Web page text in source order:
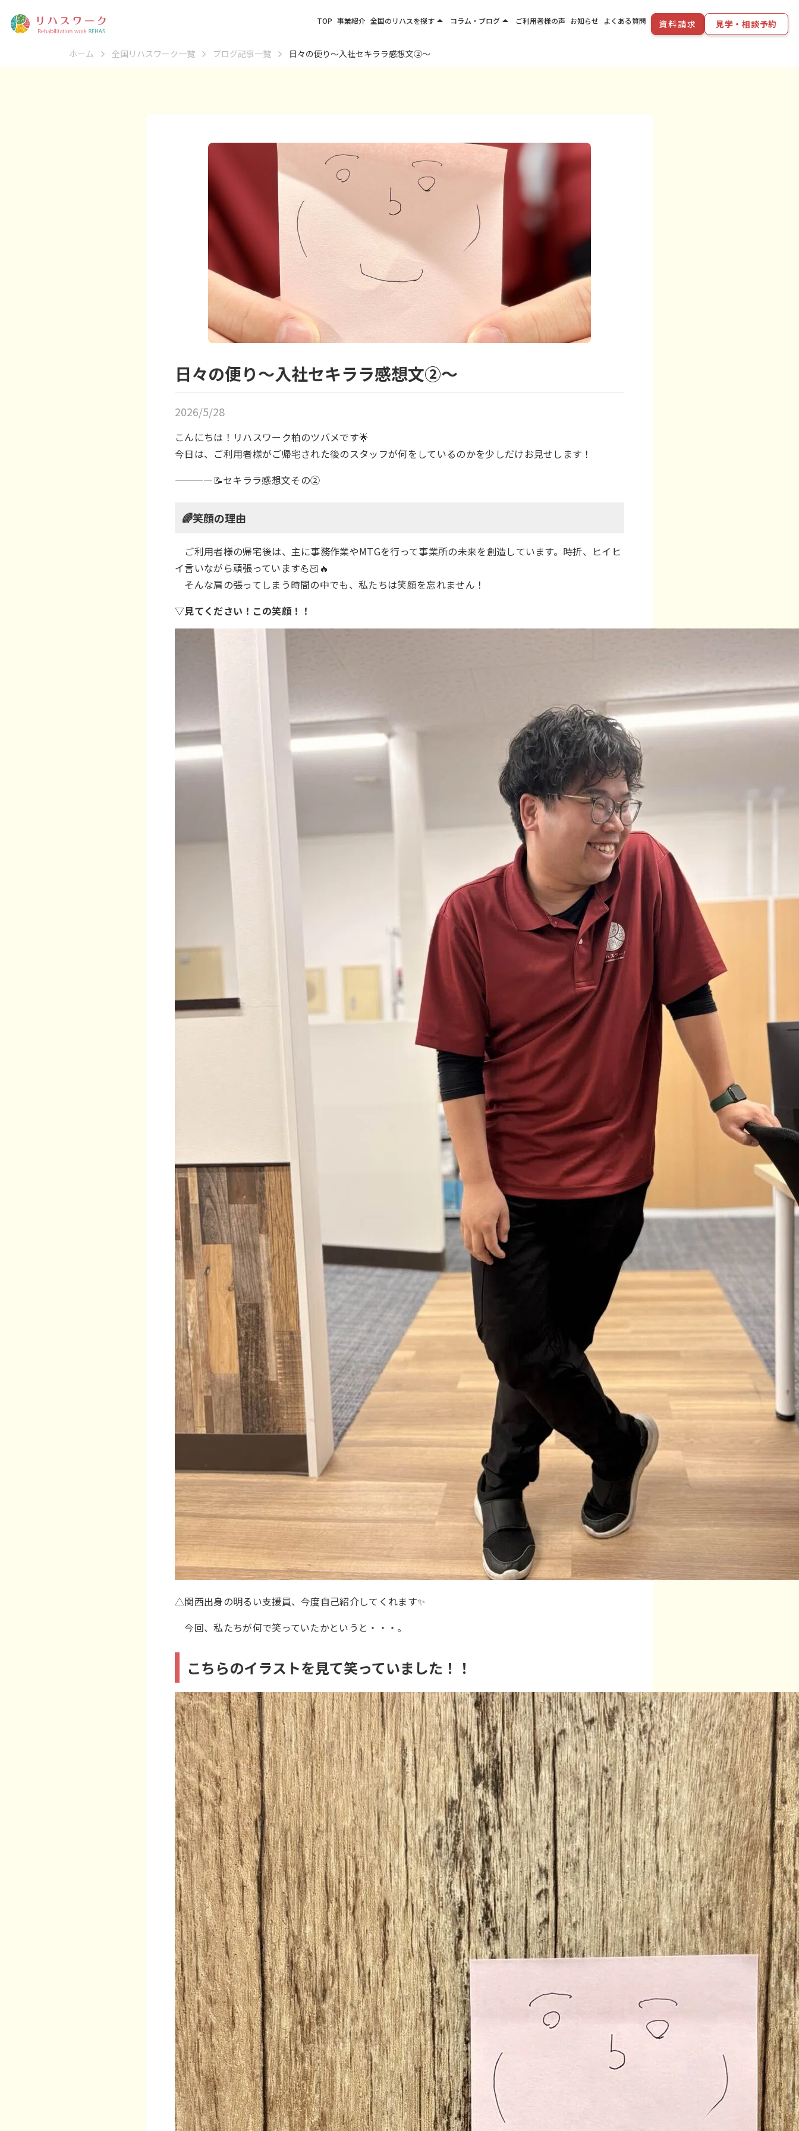
ホーム 全国リハスワーク一覧 ブログ記事一覧 日々の便り〜入社セキララ感想文②〜
日々の便り〜入社セキララ感想文②〜
2026/5/28
こんにちは！リハスワーク柏のツバメです🌟
今日は、ご利用者様がご帰宅された後のスタッフが何をしているのかを少しだけお見せします！
————📝セキララ感想文その②
🌈笑顔の理由
ご利用者様の帰宅後は、主に事務作業やMTGを行って事業所の未来を創造しています。時折、ヒイヒ
イ言いながら頑張っています💪🏻🔥
そんな肩の張ってしまう時間の中でも、私たちは笑顔を忘れません！
▽見てください！この笑顔！！
△関西出身の明るい支援員、今度自己紹介してくれます✨
今回、私たちが何で笑っていたかというと・・・。
こちらのイラストを見て笑っていました！！
TOP 事業紹介 全国のリハスを探すarrow_drop_up
東北エリア
コラム・ブログarrow_drop_up ご利用者様の声 お知らせ よくある質問 資料請求 見学・相談予約